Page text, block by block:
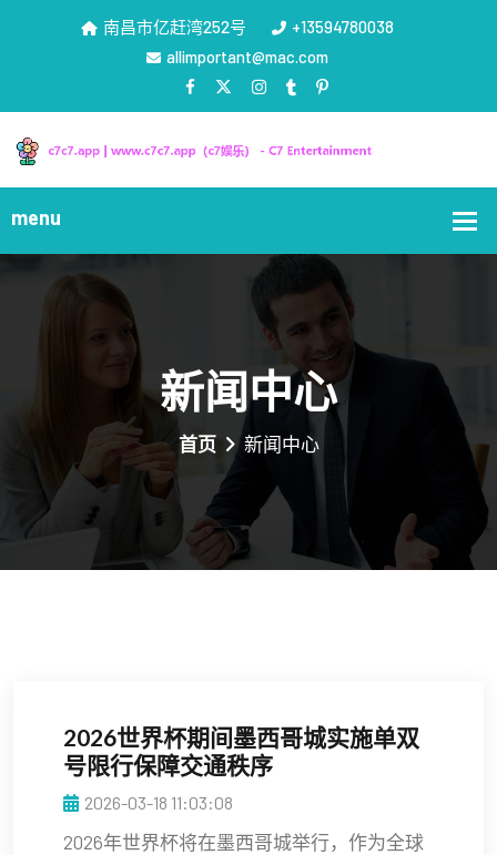
南昌市亿赶湾252号
+13594780038
allimportant@mac.com
新闻中心
首页 新闻中心
2026世界杯期间墨西哥城实施单双
号限行保障交通秩序
2026-03-18 11:03:08
2026年世界杯将在墨西哥城举行，作为全球